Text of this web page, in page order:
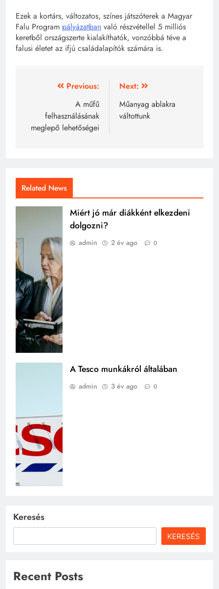
Ezek a kortárs, változatos, színes játszóterek a Magyar
Falu Program pályázatban való részvétellel 5 milliós
keretből országszerte kialakíthatók, vonzóbbá téve a
falusi életet az ifjú családalapítók számára is.
Bejegyzés
navigáció
Previous:
A műfű
felhasználásának
meglepő lehetőségei
Next:
Műanyag ablakra
váltottunk
Related News
Miért jó már diákként elkezdeni
dolgozni?
admin 2 év ago 0
A Tesco munkákról általában
admin 3 év ago 0
Keresés
KERESÉS
Recent Posts